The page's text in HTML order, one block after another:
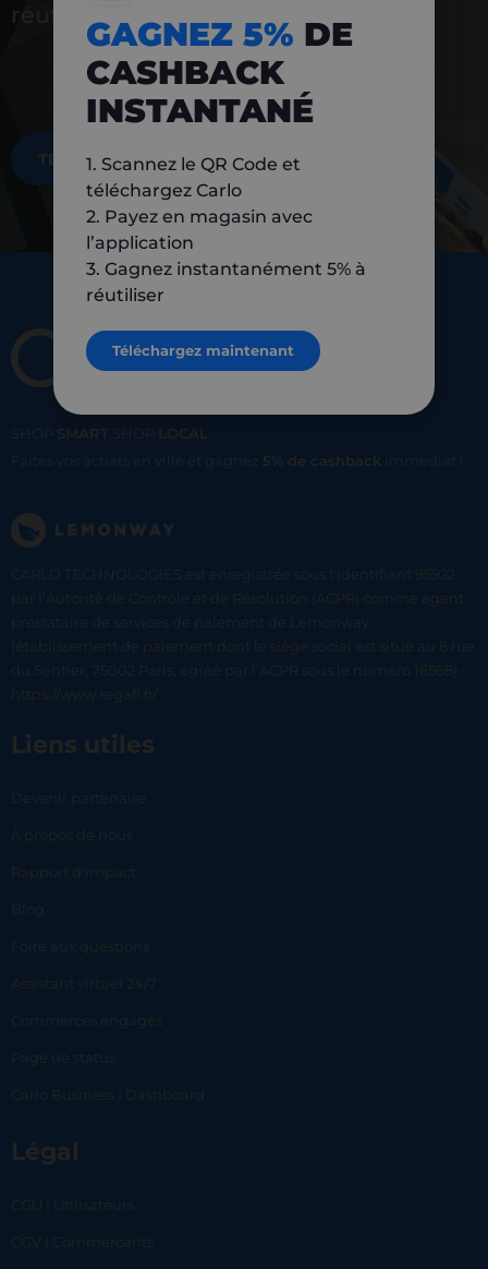
réutiliser
TÉLÉCHARGEZ MAINTENANT
SHOP SMART SHOP
LOCAL
Faites vos achats en ville et gagnez 5% de cashback immediat !
CARLO TECHNOLOGIES est enregistrée sous l'identifiant 95922
par l’Autorité de Contrôle et de Résolution (ACPR) comme agent
prestataire de services de paiement de Lemonway
(établissement de paiement dont le siège social est situé au 8 rue
du Sentier, 75002 Paris, agréé par l’ACPR sous le numéro 16568) -
https://www.regafi.fr/
Liens utiles
Devenir partenaire
À propos de nous
Rapport d’impact
Blog
Foire aux questions
Assistant virtuel 24/7
Commerces engagés
Page de status
Carlo Business | Dashboard
Légal
CGU | Utilisateurs
CGV | Commerçants
GAGNEZ 5% DE
CASHBACK
INSTANTANÉ
1. Scannez le QR Code et
téléchargez Carlo
2. Payez en magasin avec
l’application
3. Gagnez instantanément 5% à
réutiliser
Téléchargez maintenant